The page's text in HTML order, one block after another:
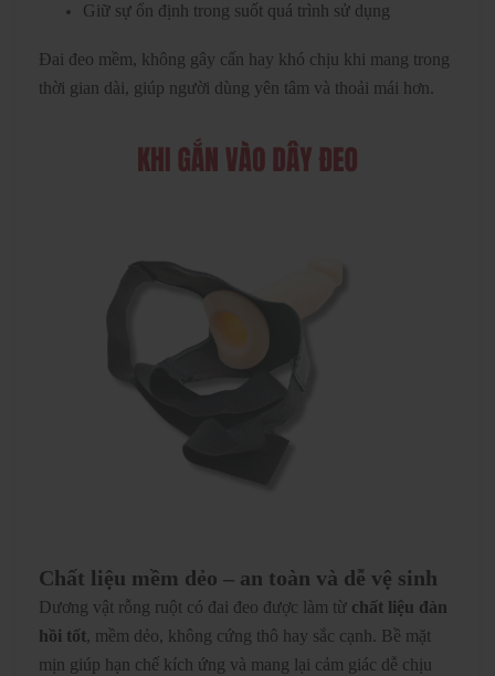
Giữ sự ổn định trong suốt quá trình sử dụng
Đai đeo mềm, không gây cấn hay khó chịu khi mang trong
thời gian dài, giúp người dùng yên tâm và thoải mái hơn.
Chất liệu mềm dẻo – an toàn và dễ vệ sinh
Dương vật rỗng ruột có đai đeo được làm từ chất liệu đàn
hồi tốt, mềm dẻo, không cứng thô hay sắc cạnh. Bề mặt
mịn giúp hạn chế kích ứng và mang lại cảm giác dễ chịu